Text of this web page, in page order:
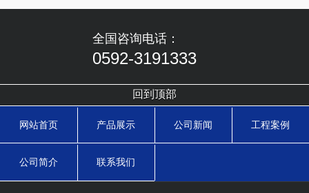
全国咨询电话：
0592-3191333
回到顶部
网站首页 产品展示 公司新闻 工程案例
公司简介 联系我们